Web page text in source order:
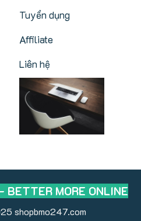
Tuyển dụng
Affiliate
Liên hệ
BETTER MORE ONLINE
shopbmo247.com